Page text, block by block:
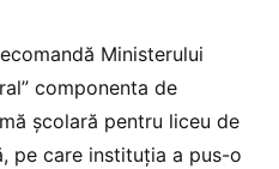
Ministerului
componenta de
școlară pentru liceu de
pe care instituția a pus-o